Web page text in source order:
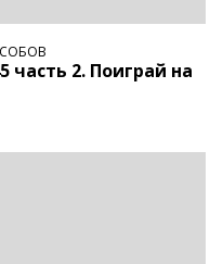
часть 2. Поиграй на